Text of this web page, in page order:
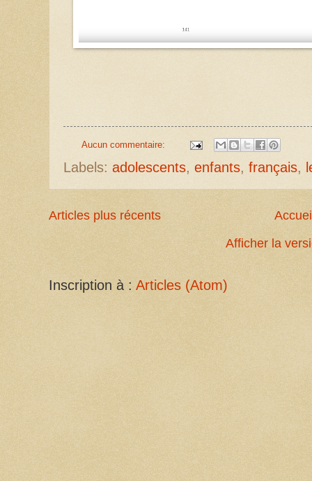
Aucun commentaire:
Labels: adolescents, enfants, français,
Articles plus récents
Afficher la
Inscription à : Articles (Atom)